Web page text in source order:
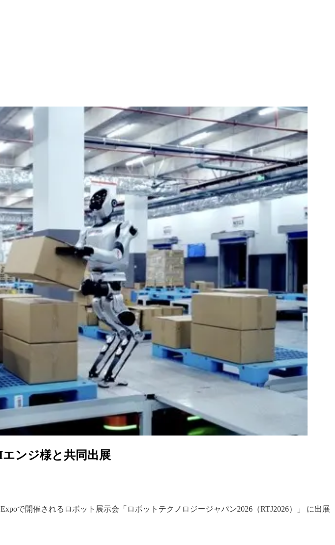
ンジ様と共同出展
で開催されるロボット展示会「ロボットテクノロジージャパン2026（RTJ2026）」 に出展